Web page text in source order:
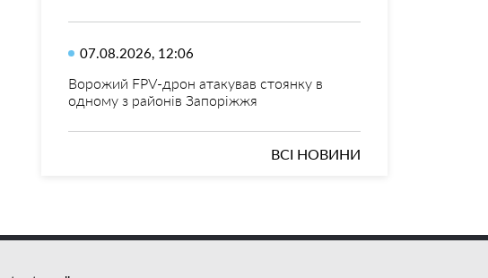
07.08.2026, 12:06
Ворожий FPV-дрон атакував стоянку в
одному з районів Запоріжжя
ВСІ НОВИНИ